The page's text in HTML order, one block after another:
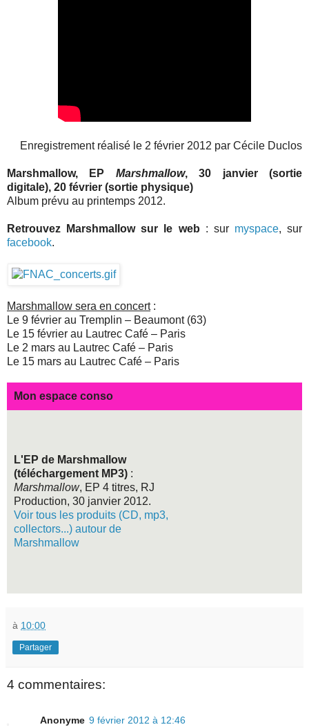
Enregistrement réalisé le 2 février 2012 par Cécile Duclos
Marshmallow, EP Marshmallow, 30 janvier (sortie
digitale), 20 février (sortie physique)
Album prévu au printemps 2012.
Retrouvez Marshmallow sur le web : sur myspace, sur
facebook.
Marshmallow sera en concert:
Le 9 février au Tremplin – Beaumont (63)
Le 15 février au Lautrec Café – Paris
Le 2 mars au Lautrec Café – Paris
Le 15 mars au Lautrec Café – Paris
Mon espace conso
L'EP de Marshmallow
(téléchargement MP3) :
Marshmallow, EP 4 titres, RJ
Production, 30 janvier 2012.
Voir tous les produits (CD, mp3,
collectors...) autour de
Marshmallow
à 10:00
Partager
4 commentaires:
Anonyme 9 février 2012 à 12:46